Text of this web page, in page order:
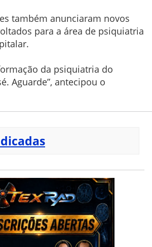
também anunciaram novos
para a área de psiquiatria
da psiquiatria do
Aguarde”, antecipou o